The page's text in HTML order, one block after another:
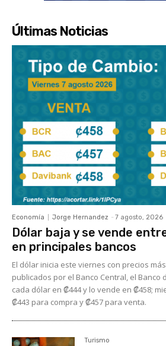
Últimas Noticias
Economía Jorge Hernandez - 7 agosto, 2026
Dólar baja y se vende
en principales bancos
El dólar inicia este viernes con precios
publicados por el Banco Central, el Banco
cada dólar en ₡444 y lo vende en ₡458;
₡443 para compra y ₡457 para venta.
Turismo